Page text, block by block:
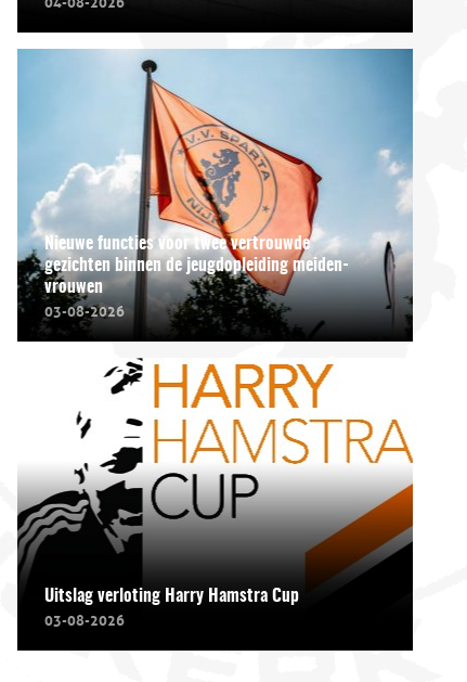
Nieuwe functies voor twee vertrouwde
gezichten binnen de jeugdopleiding meiden-
vrouwen
03-08-2026
Uitslag verloting Harry Hamstra Cup
03-08-2026